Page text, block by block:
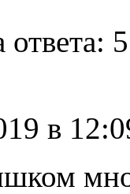
ответа:
в